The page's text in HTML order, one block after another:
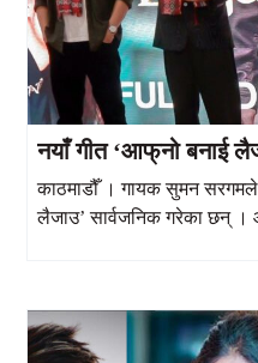
नयाँ गीत ‘आफ्‌नो बनाई
काठमाडौँ । गायक सुमन सरगमले
लैजाउ’ सार्वजनिक गरेका छन् ।